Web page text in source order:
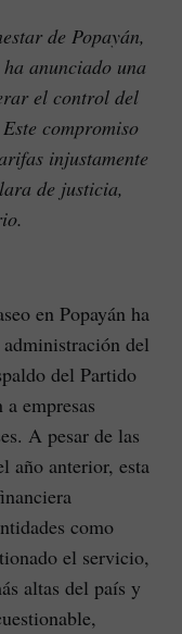
de Popayán,
anunciado una
el control del
compromiso
injustamente
de justicia,
en Popayán ha
del
del Partido
empresas
A pesar de las
año anterior, esta
como
el servicio,
altas del país y